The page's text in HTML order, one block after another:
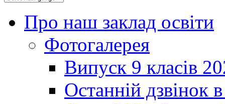
Про наш заклад освіти
Фотогалерея
Випуск 9 класів
Останній дзвінок